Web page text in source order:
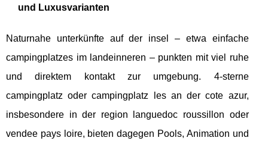
und Luxusvarianten
Naturnahe unterkünfte auf der insel – etwa einfache
campingplatzes im landeinneren – punkten mit viel ruhe
und direktem kontakt zur umgebung. 4-sterne
campingplatz oder campingplatz les an der cote azur,
insbesondere in der region languedoc roussillon oder
vendee pays loire, bieten dagegen Pools, Animation und